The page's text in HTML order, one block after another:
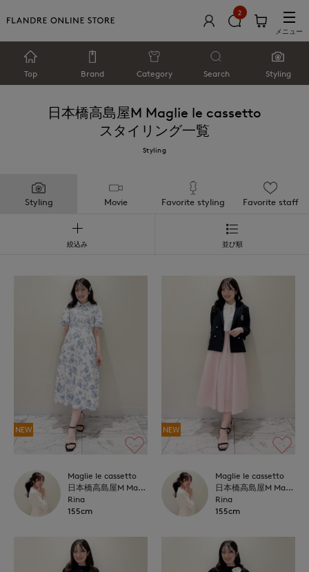
2
メニュー
Top Brand Category Search Styling
日本橋高島屋M Maglie le cassetto
スタイリング一覧
Styling
Styling Movie Favorite styling Favorite staff
絞込み 並び順
NEW
Maglie le cassetto
日本橋高島屋M Maglie le cassetto
Rina
155cm
NEW
Maglie le cassetto
日本橋高島屋M Maglie le cassetto
Rina
155cm